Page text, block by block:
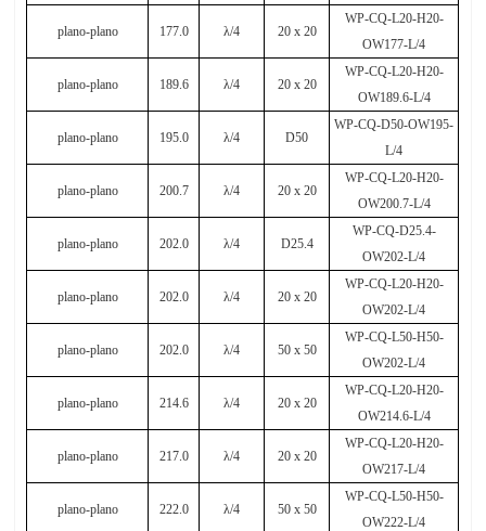
plano-plano 177.0 λ/4 20 x 20
WP-CQ-L20-H20-
OW177-L/4
plano-plano 189.6 λ/4 20 x 20
WP-CQ-L20-H20-
OW189.6-L/4
plano-plano 195.0 λ/4 D50
WP-CQ-D50-OW195-
L/4
plano-plano 200.7 λ/4 20 x 20
WP-CQ-L20-H20-
OW200.7-L/4
plano-plano 202.0 λ/4 D25.4
WP-CQ-D25.4-
OW202-L/4
plano-plano 202.0 λ/4 20 x 20
WP-CQ-L20-H20-
OW202-L/4
plano-plano 202.0 λ/4 50 x 50
WP-CQ-L50-H50-
OW202-L/4
plano-plano 214.6 λ/4 20 x 20
WP-CQ-L20-H20-
OW214.6-L/4
plano-plano 217.0 λ/4 20 x 20
WP-CQ-L20-H20-
OW217-L/4
plano-plano 222.0 λ/4 50 x 50
WP-CQ-L50-H50-
OW222-L/4